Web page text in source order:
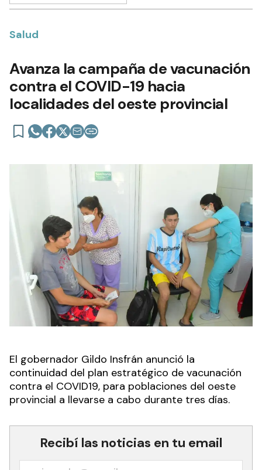
Salud
Avanza la campaña de vacunación
contra el COVID-19 hacia
localidades del oeste provincial
El gobernador Gildo Insfrán anunció la
continuidad del plan estratégico de vacunación
contra el COVID19, para poblaciones del oeste
provincial a llevarse a cabo durante tres días.
Recibí las noticias en tu email